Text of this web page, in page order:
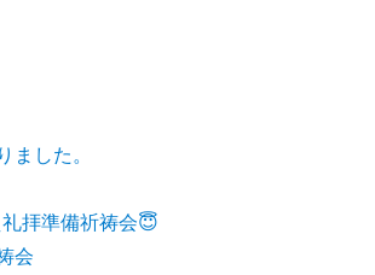
ました。
拝準備祈祷会😇
会